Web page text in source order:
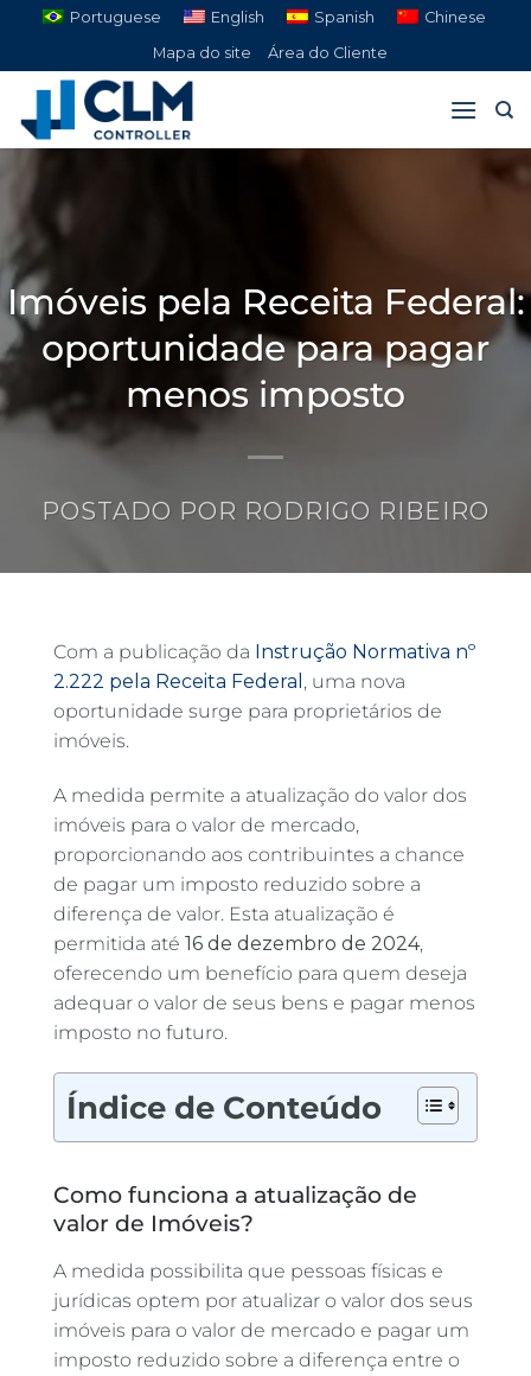
Pular
o
conteúdo
Portuguese English Spanish
Chinese
Mapa do site
Área do Cliente
Imóveis pela Receita Federal:
oportunidade para pagar
menos imposto
POSTADO POR RODRIGO RIBEIRO
Com a publicação da Instrução Normativa nº
2.222 pela Receita Federal , uma nova
oportunidade surge para proprietários de
imóveis.
A medida permite a atualização do valor dos
imóveis para o valor de mercado,
proporcionando aos contribuintes a chance
de pagar um imposto reduzido sobre a
diferença de valor. Esta atualização é
permitida até 16 de dezembro de 2024,
oferecendo um benefício para quem deseja
adequar o valor de seus bens e pagar menos
imposto no futuro.
Índice de Conteúdo
Como funciona a atualização de
valor de Imóveis?
A medida possibilita que pessoas físicas e
jurídicas optem por atualizar o valor dos seus
imóveis para o valor de mercado e pagar um
imposto reduzido sobre a diferença entre o